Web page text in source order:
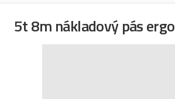
5t 8m nákladový pás ergo